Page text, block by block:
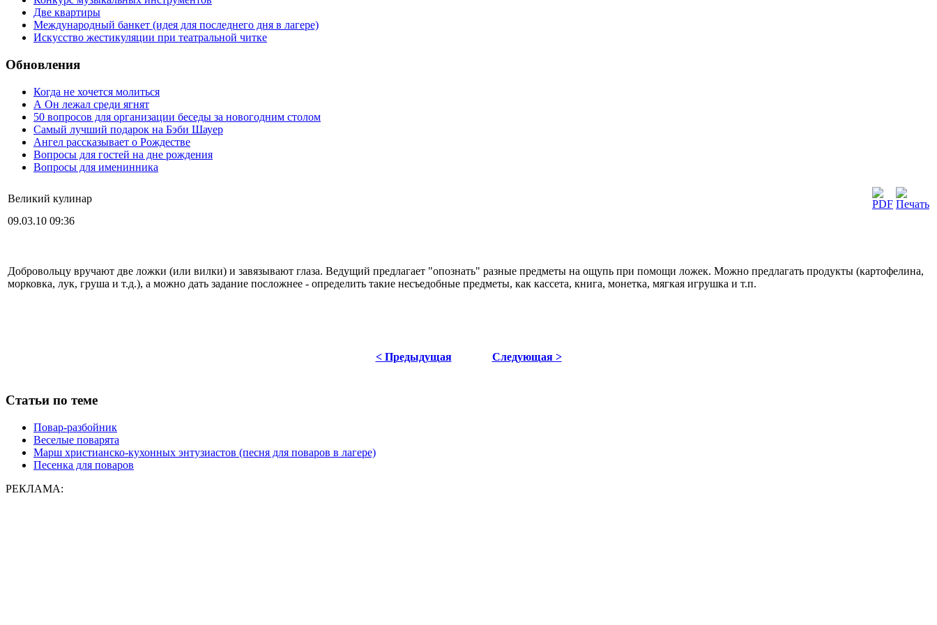
Две квартиры
Международный банкет (идея для последнего дня в лагере)
Искусство жестикуляции при театральной читке
Обновления
Когда не хочется молиться
А Он лежал среди ягнят
50 вопросов для организации беседы за новогодним столом
Самый лучший подарок на Бэби Шауер
Ангел рассказывает о Рождестве
Вопросы для гостей на дне рождения
Вопросы для именинника
Великий кулинар
09.03.10 09:36
Добровольцу вручают две ложки (или вилки) и завязывают глаза. Ведущий предлагает "опознать" разные предметы на ощупь при помощи ложек. Можно предлагать продукты (картофелина,
морковка, лук, груша и т.д.), а можно дать задание посложнее - определить такие несъедобные предметы, как кассета, книга, монетка, мягкая игрушка и т.п.
< Предыдущая Следующая >
Статьи по теме
Повар-разбойник
Веселые поварята
Марш христианско-кухонных энтузиастов (песня для поваров в лагере)
Песенка для поваров
РЕКЛАМА: